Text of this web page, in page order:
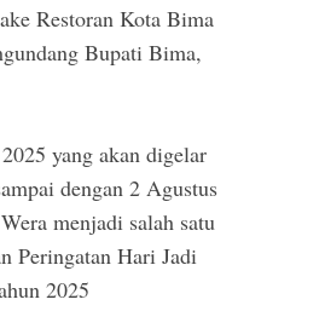
Restoran Kota Bima
Bupati Bima,
yang akan digelar
dengan 2 Agustus
menjadi salah satu
Peringatan Hari Jadi
2025